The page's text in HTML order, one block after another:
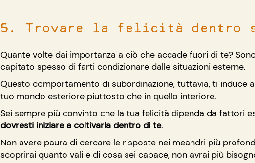
5. Trovare la felicità dentro
Quante volte dai importanza a ciò che accade fuori di te?
capitato spesso di farti condizionare dalle situazioni esterne.
Questo comportamento di subordinazione, tuttavia, ti induce
tuo mondo esteriore piuttosto che in quello interiore.
Sei sempre più convinto che la tua felicità dipenda da fattori
dovresti iniziare a coltivarla dentro di te.
Non avere paura di cercare le risposte nei meandri più
scoprirai quanto vali e di cosa sei capace, non avrai più